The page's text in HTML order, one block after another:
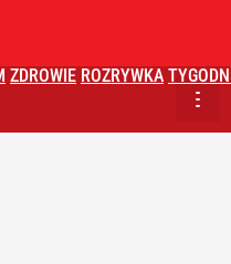
ZDROWIE ROZRYWKA